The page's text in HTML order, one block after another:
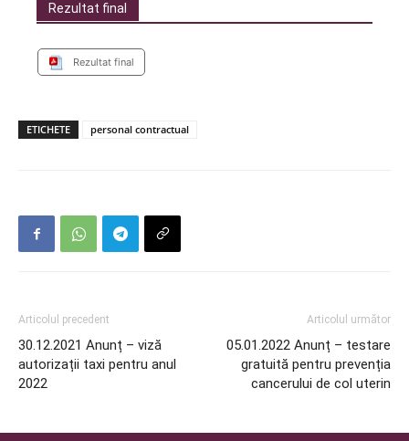
Rezultat final
Rezultat final
ETICHETE personal contractual
Articolul precedent
30.12.2021 Anunț – viză
autorizații taxi pentru anul
2022
Articolul următor
05.01.2022 Anunț – testare
gratuită pentru prevenția
cancerului de col uterin